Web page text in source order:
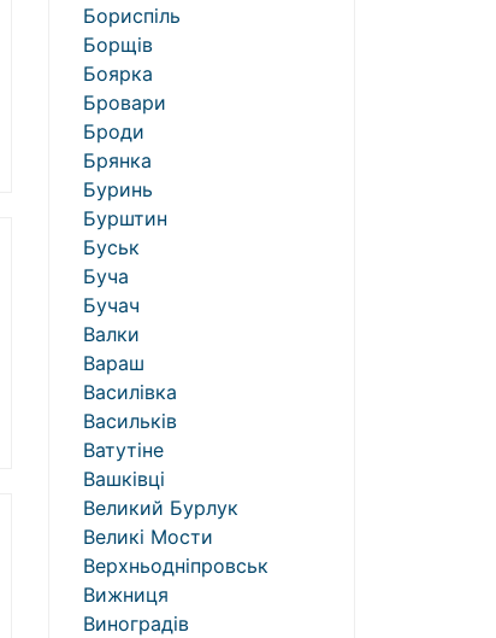
Бориспіль
Борщів
Боярка
Бровари
Броди
Брянка
Буринь
Бурштин
Буськ
Буча
Бучач
Валки
Вараш
Василівка
Васильків
Ватутіне
Вашківці
Великий Бурлук
Великі Мости
Верхньодніпровськ
Вижниця
Виноградів